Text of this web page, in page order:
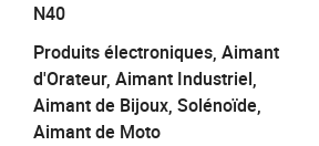
pour réfrigérateur
N40
Produits électroniques, Aimant
d'Orateur, Aimant Industriel,
Aimant de Bijoux, Solénoïde,
Aimant de Moto